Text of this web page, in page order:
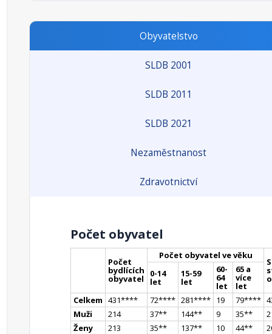
Obyvatelstvo
SLDB 2001
SLDB 2011
SLDB 2021
Nezaměstnanost
Zdravotnictví
Počet obyvatel
Počet
bydlících
obyvatel
Počet obyvatel ve věku
0-14
let
15-59
let
60-
64
let
65 a
více
let
Celkem 431**** 72**** 281**** 19 79****
Muži
214 37** 144** 9 35**
Ženy
213 35** 137** 10 44**